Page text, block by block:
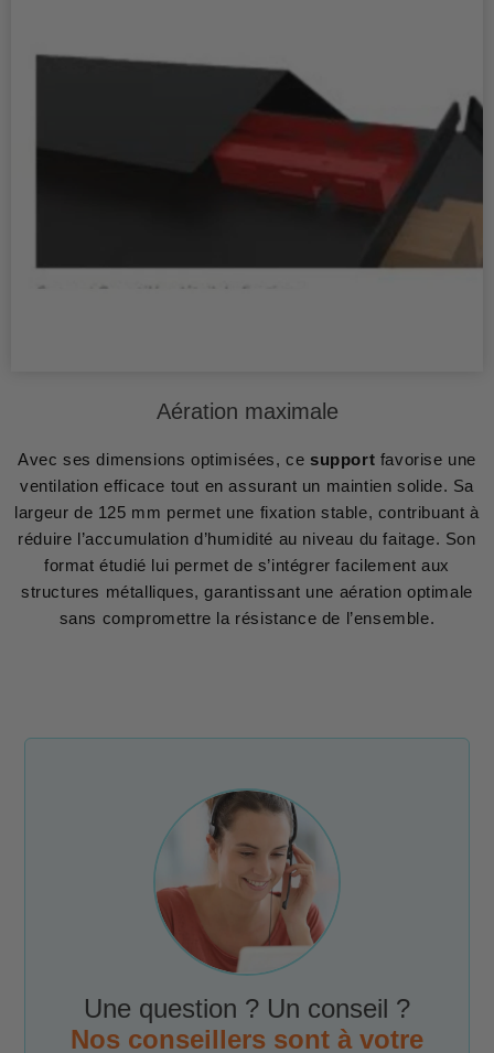
Aération maximale
Avec ses dimensions optimisées, ce support favorise une
ventilation efficace tout en assurant un maintien solide. Sa
largeur de 125 mm permet une fixation stable, contribuant à
réduire l’accumulation d’humidité au niveau du faitage. Son
format étudié lui permet de s’intégrer facilement aux
structures métalliques, garantissant une aération optimale
sans compromettre la résistance de l’ensemble.
Une question ? Un conseil ?
Nos conseillers sont à votre